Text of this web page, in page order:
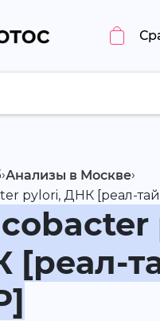
›Анализы в Москве›
pylori, ДНК [реал-
[реал-